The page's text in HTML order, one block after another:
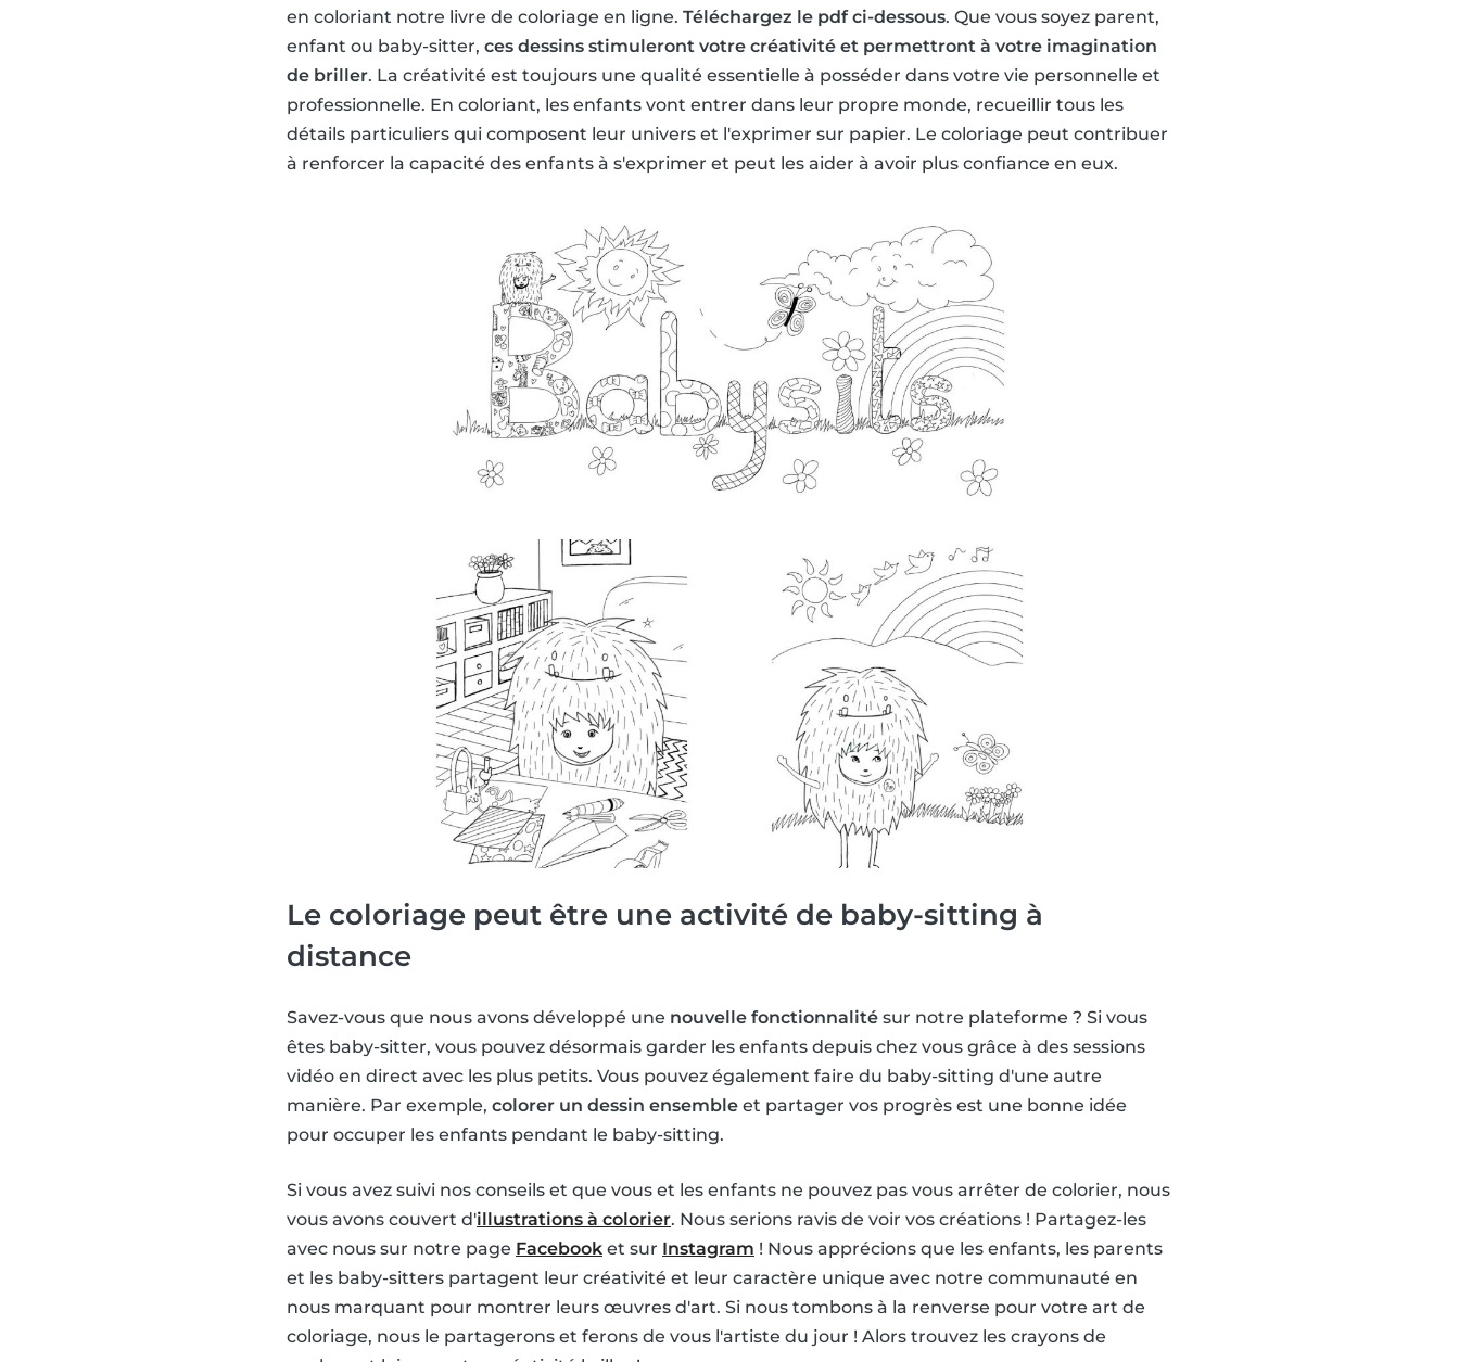
en coloriant notre livre de coloriage en ligne. Téléchargez le pdf ci-dessous. Que vous soyez parent,
enfant ou baby-sitter, ces dessins stimuleront votre créativité et permettront à votre imagination
de briller. La créativité est toujours une qualité essentielle à posséder dans votre vie personnelle et
professionnelle. En coloriant, les enfants vont entrer dans leur propre monde, recueillir tous les
détails particuliers qui composent leur univers et l'exprimer sur papier. Le coloriage peut contribuer
à renforcer la capacité des enfants à s'exprimer et peut les aider à avoir plus confiance en eux.
Le coloriage peut être une activité de baby-sitting à
distance
Savez-vous que nous avons développé une nouvelle fonctionnalité sur notre plateforme ? Si vous
êtes baby-sitter, vous pouvez désormais garder les enfants depuis chez vous grâce à des sessions
vidéo en direct avec les plus petits. Vous pouvez également faire du baby-sitting d'une autre
manière. Par exemple, colorer un dessin ensemble et partager vos progrès est une bonne idée
pour occuper les enfants pendant le baby-sitting.
Si vous avez suivi nos conseils et que vous et les enfants ne pouvez pas vous arrêter de colorier, nous
vous avons couvert d'illustrations à colorier. Nous serions ravis de voir vos créations ! Partagez-les
avec nous sur notre page Facebook et sur Instagram ! Nous apprécions que les enfants, les parents
et les baby-sitters partagent leur créativité et leur caractère unique avec notre communauté en
nous marquant pour montrer leurs œuvres d'art. Si nous tombons à la renverse pour votre art de
coloriage, nous le partagerons et ferons de vous l'artiste du jour ! Alors trouvez les crayons de